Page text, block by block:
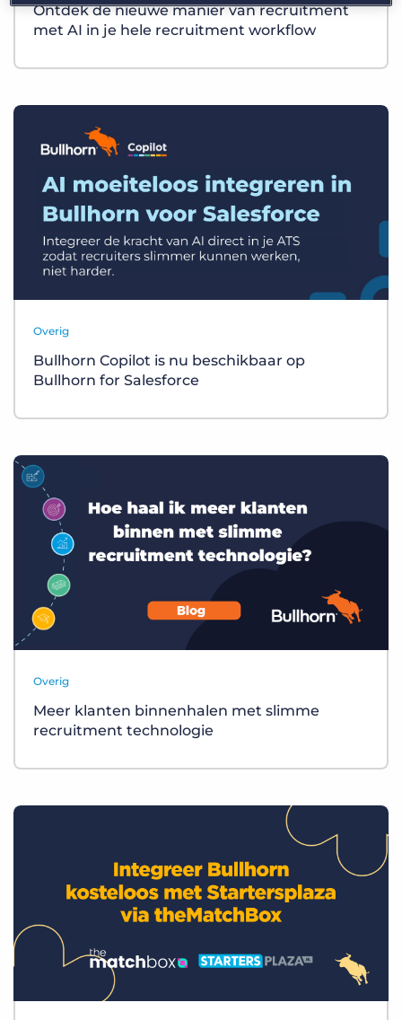
Ontdek de nieuwe manier van recruitment
met AI in je hele recruitment workflow
Overig
Bullhorn Copilot is nu beschikbaar op
Bullhorn for Salesforce
Overig
Meer klanten binnenhalen met slimme
recruitment technologie